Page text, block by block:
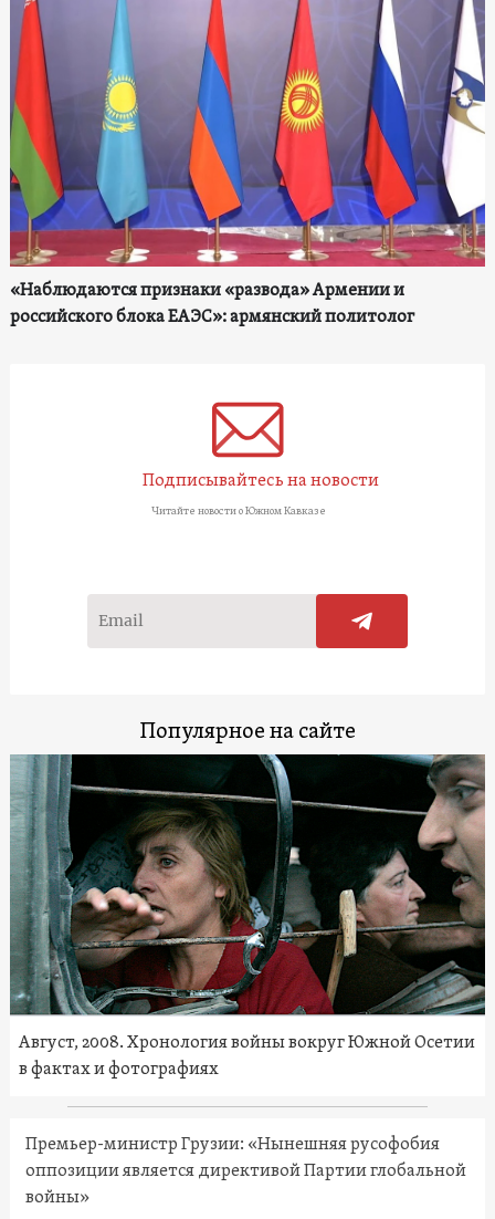
«Наблюдаются признаки «развода» Армении и
российского блока ЕАЭС»: армянский политолог
Подписывайтесь на новости
Читайте новости о Южном Кавказе
Популярное на сайте
Август, 2008. Хронология войны вокруг Южной Осетии
в фактах и фотографиях
Премьер-министр Грузии: «Нынешняя русофобия
оппозиции является директивой Партии глобальной
войны»